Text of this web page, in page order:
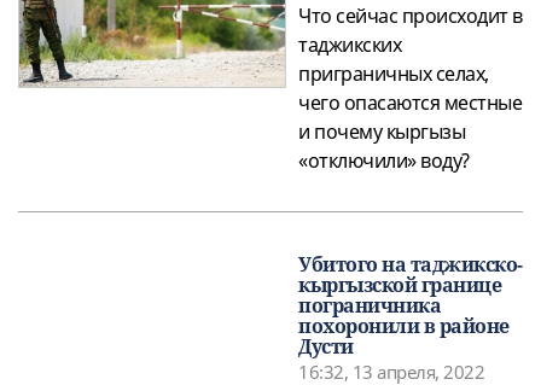
Что сейчас происходит в
таджикских
приграничных селах,
чего опасаются местные
и почему кыргызы
«отключили» воду?
Убитого на таджикско-
кыргызской границе
пограничника
похоронили в районе
Дусти
16:32, 13 апреля, 2022